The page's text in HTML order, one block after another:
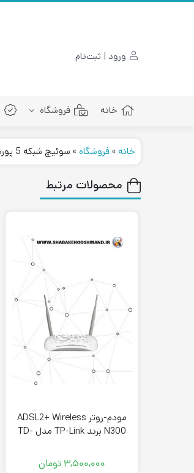
ورود | ثبت‌نام
خانه فروشگاه
خانه »فروشگاه » سوئیچ شبکه 5 پورت دی-لینک (D-LINK) مدل DES-1005C
محصولات مرتبط
مودم-روتر ADSL2+ Wireless
N300 برند TP-Link مدل TD-
۳,۵۰۰,۰۰۰ تومان